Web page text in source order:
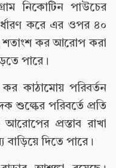
নিকোটিন পাউচের
করে এর ওপর ৪০
শতাংশ কর আরোপ করা
পারে।
কর কাঠামোয় পরিবর্তন
শুল্কের পরিবর্তে প্রতি
আরোপের প্রস্তাব রাখা
দিতে পারে।